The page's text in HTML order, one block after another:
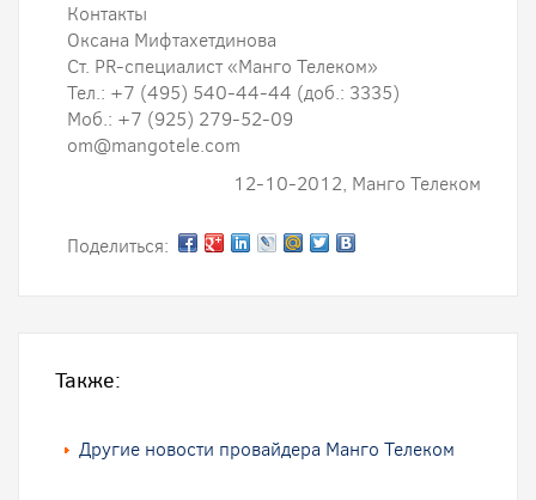
Контакты
Оксана Мифтахетдинова
Ст. PR-специалист «Манго Телеком»
Тел.: +7 (495) 540-44-44 (доб.: 3335)
Моб.: +7 (925) 279-52-09
om@mangotele.com
12-10-2012, Манго Телеком
Поделиться:
Также:
Другие новости провайдера Манго Телеком